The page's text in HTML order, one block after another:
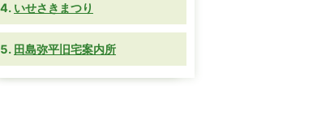
いせさきまつり
田島弥平旧宅案内所